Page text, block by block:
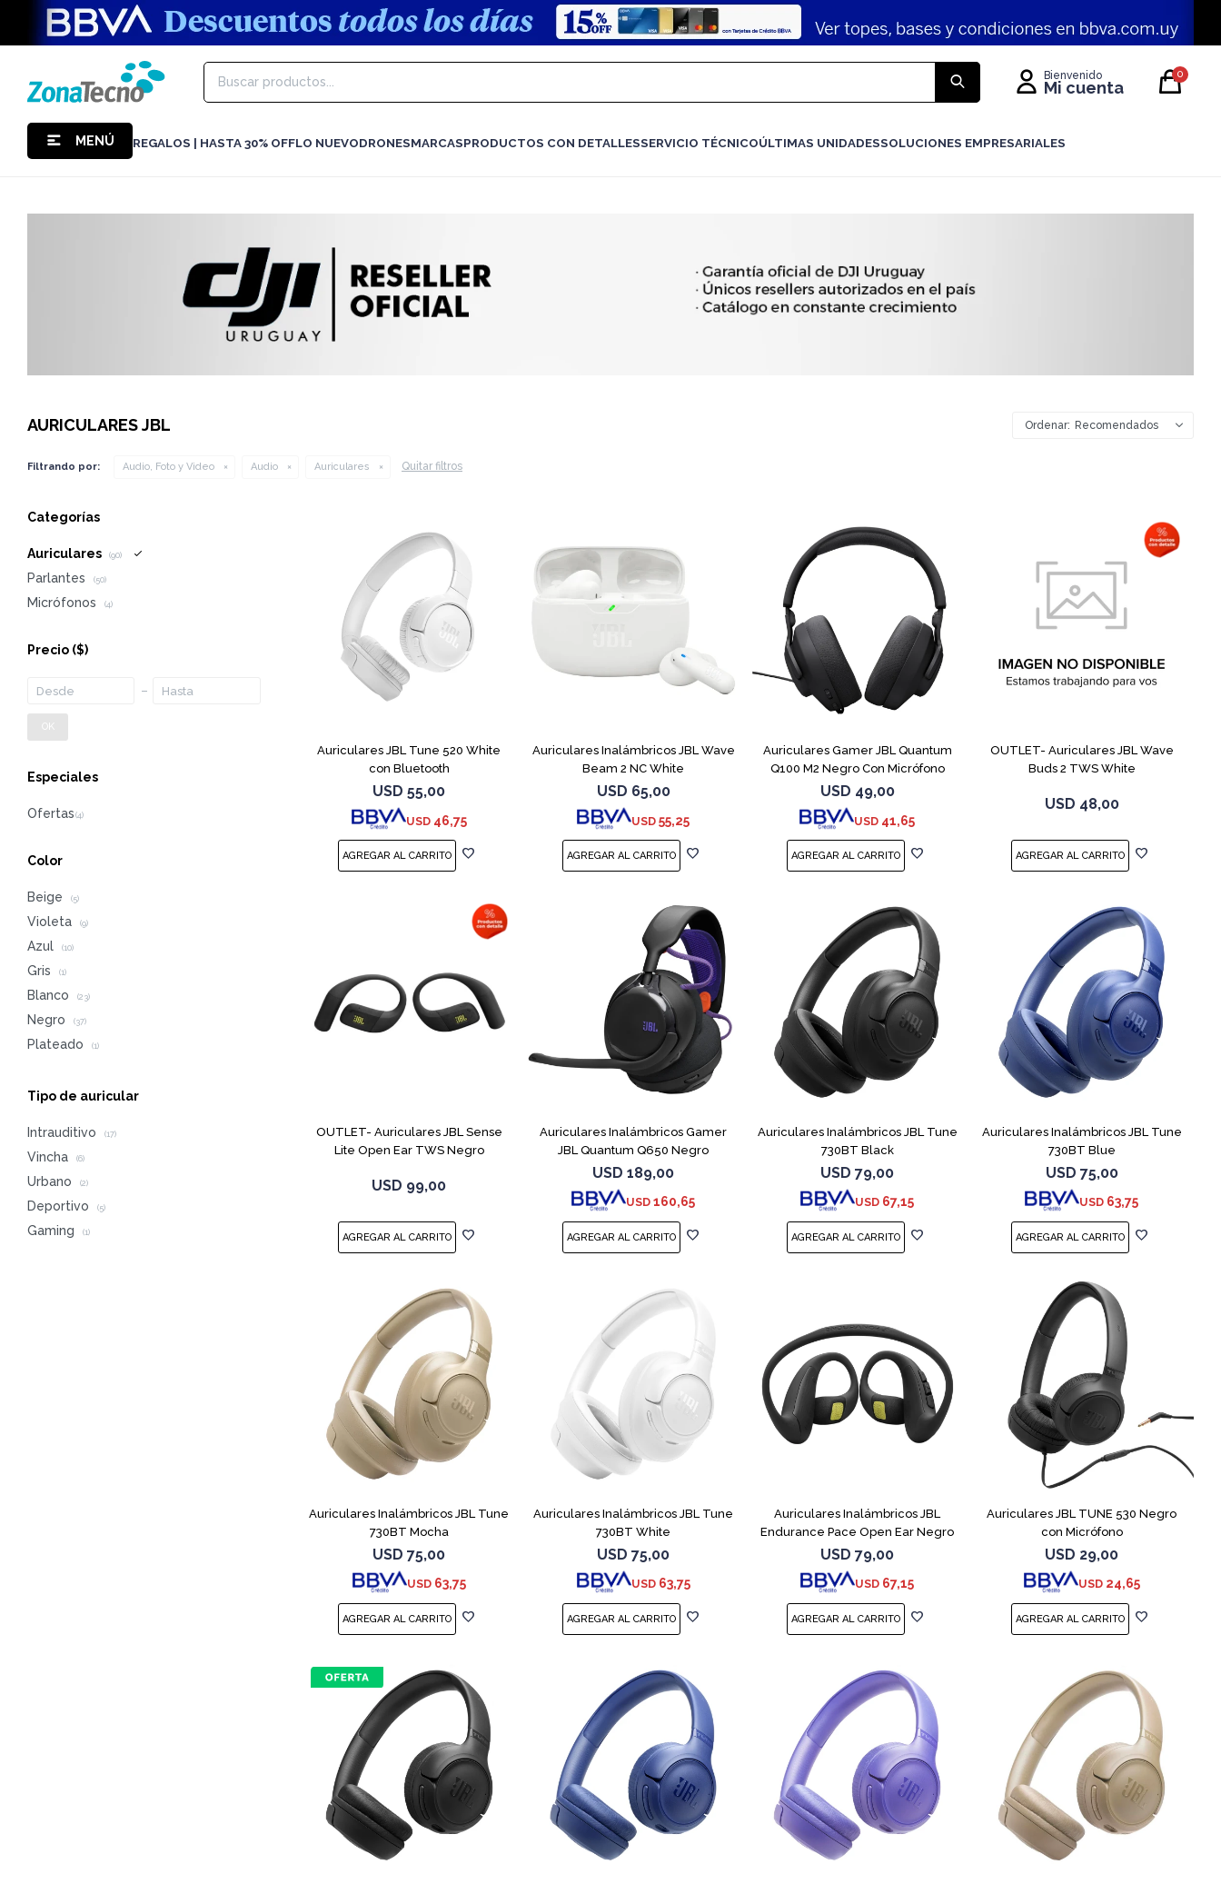
MENÚ REGALOS | HASTA 30% OFFLO NUEVODRONESMARCASPRODUCTOS CON DETALLESSERVICIO TÉCNICOÚLTIMAS UNIDADESSOLUCIONES EMPRESARIALES
0
AURICULARES JBL Recomendados
Filtrando por: Audio, Foto y Video Audio Auriculares Quitar filtros
Auriculares JBL Tune 520 White
con Bluetooth
USD 55,00
USD 46,75
Auriculares Inalámbricos JBL Wave
Beam 2 NC White
USD 65,00
USD 55,25
Auriculares Gamer JBL Quantum
Q100 M2 Negro Con Micrófono
USD 49,00
USD 41,65
OUTLET- Auriculares JBL Wave
Buds 2 TWS White
USD 48,00
OUTLET- Auriculares JBL Sense
Lite Open Ear TWS Negro
USD 99,00
Auriculares Inalámbricos Gamer
JBL Quantum Q650 Negro
USD 189,00
USD 160,65
Auriculares Inalámbricos JBL Tune
730BT Black
USD 79,00
USD 67,15
Auriculares Inalámbricos JBL Tune
730BT Blue
USD 75,00
USD 63,75
Auriculares Inalámbricos JBL Tune
730BT Mocha
USD 75,00
USD 63,75
Auriculares Inalámbricos JBL Tune
730BT White
USD 75,00
USD 63,75
Auriculares Inalámbricos JBL
Endurance Pace Open Ear Negro
USD 79,00
USD 67,15
Auriculares JBL TUNE 530 Negro
con Micrófono
USD 29,00
USD 24,65
Categorías
Auriculares (90)
Parlantes (50)
Micrófonos (4)
Precio ($)
OK
Especiales
Color
Beige (5)
Violeta (9)
Azul (10)
Gris (1)
Blanco (23)
Negro (37)
Plateado (1)
Tipo de auricular
Intrauditivo (17)
Vincha (6)
Urbano (2)
Deportivo (5)
Gaming (1)